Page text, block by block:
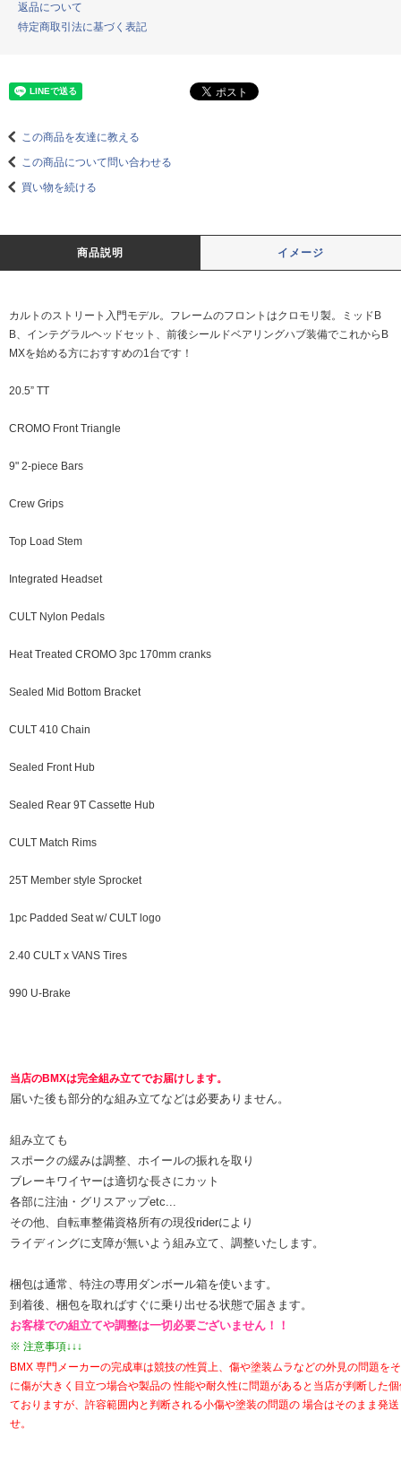
返品について
特定商取引法に基づく表記
この商品を友達に教える
この商品について問い合わせる
買い物を続ける
商品説明 イメージ
カルトのストリート入門モデル。フレームのフロントはクロモリ製。ミッドB
B、インテグラルヘッドセット、前後シールドベアリングハブ装備でこれからB
MXを始める方におすすめの1台です！
20.5” TT
CROMO Front Triangle
9" 2-piece Bars
Crew Grips
Top Load Stem
Integrated Headset
CULT Nylon Pedals
Heat Treated CROMO 3pc 170mm cranks
Sealed Mid Bottom Bracket
CULT 410 Chain
Sealed Front Hub
Sealed Rear 9T Cassette Hub
CULT Match Rims
25T Member style Sprocket
1pc Padded Seat w/ CULT logo
2.40 CULT x VANS Tires
990 U-Brake
当店のBMXは完全組み立てでお届けします。
届いた後も部分的な組み立てなどは必要ありません。
組み立ても
スポークの緩みは調整、ホイールの振れを取り
ブレーキワイヤーは適切な長さにカット
各部に注油・グリスアップetc...
その他、自転車整備資格所有の現役riderにより
ライディングに支障が無いよう組み立て、調整いたします。
梱包は通常、特注の専用ダンボール箱を使います。
到着後、梱包を取ればすぐに乗り出せる状態で届きます。
お客様での組立てや調整は一切必要ございません！！
※ 注意事項↓↓↓
BMX 専門メーカーの完成車は競技の性質上、傷や塗装ムラなどの外見の問題を
に傷が大きく目立つ場合や製品の 性能や耐久性に問題があると当店が判断した
ておりますが、許容範囲内と判断される小傷や塗装の問題の 場合はそのまま発
せ。